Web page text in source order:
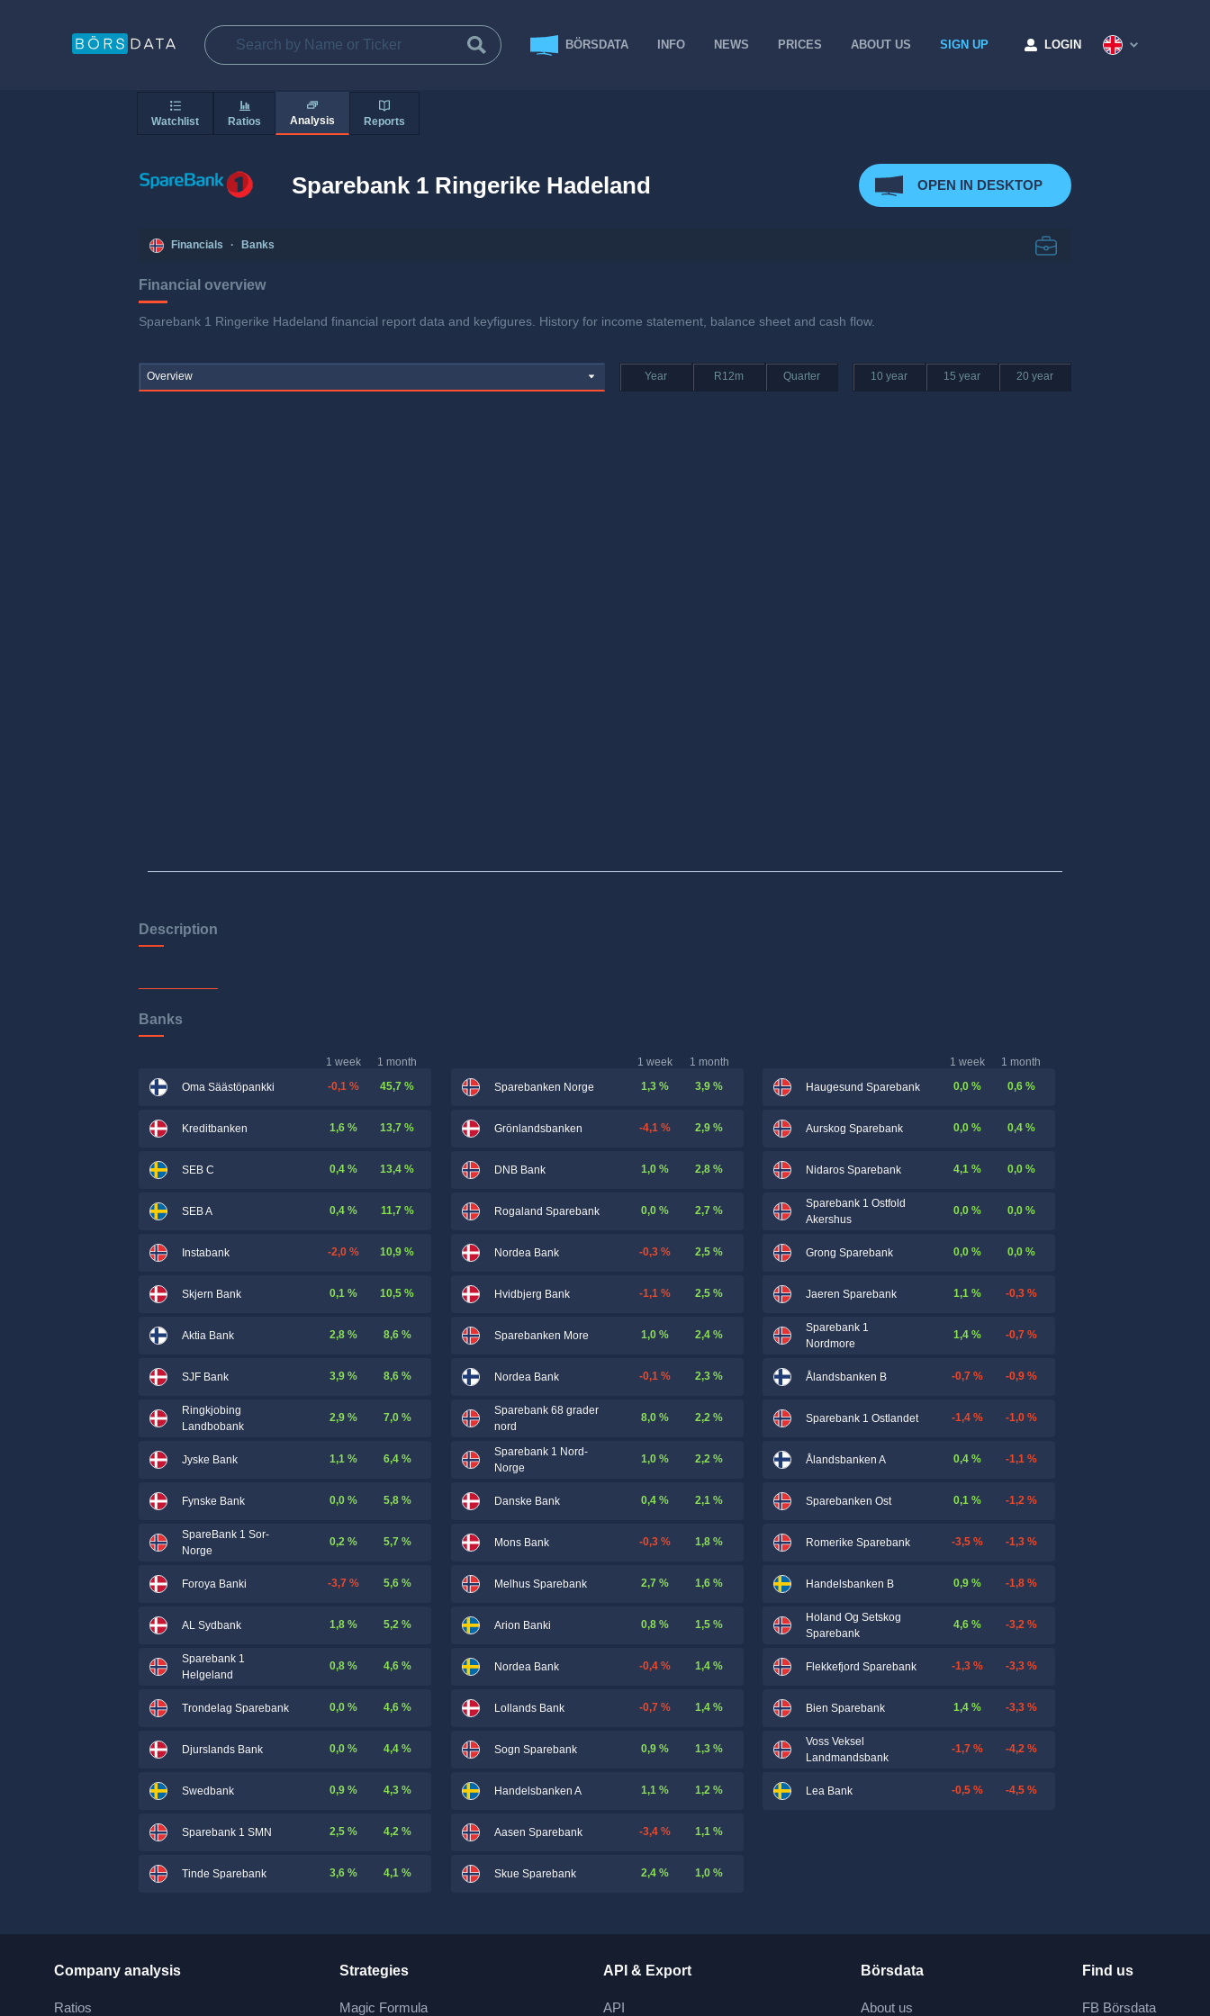
BÖRSDATA INFO NEWS PRICES ABOUT US SIGN UP LOGIN
Watchlist Ratios Analysis Reports
Sparebank 1 Ringerike Hadeland OPEN IN DESKTOP
Financials · Banks
Financial overview
Sparebank 1 Ringerike Hadeland financial report data and keyfigures. History for income statement, balance sheet and cash flow.
Overview Year R12m Quarter 10 year 15 year 20 year
Description
Banks
1 week
1 month
Oma Säästöpankki
-0,1 % 45,7 %
Kreditbanken 1,6 % 13,7 %
SEB C 0,4 % 13,4 %
SEB A 0,4 % 11,7 %
Instabank -2,0 % 10,9 %
Skjern Bank 0,1 % 10,5 %
Aktia Bank 2,8 % 8,6 %
SJF Bank 3,9 % 8,6 %
Ringkjobing
Landbobank
2,9 % 7,0 %
Jyske Bank 1,1 % 6,4 %
Fynske Bank 0,0 % 5,8 %
SpareBank 1 Sor-
Norge
0,2 % 5,7 %
Foroya Banki -3,7 % 5,6 %
AL Sydbank 1,8 % 5,2 %
Sparebank 1
Helgeland
0,8 % 4,6 %
Trondelag Sparebank 0,0 % 4,6 %
Djurslands Bank 0,0 % 4,4 %
Swedbank 0,9 % 4,3 %
Sparebank 1 SMN 2,5 % 4,2 %
Tinde Sparebank 3,6 % 4,1 %
1 week
1 month
Sparebanken Norge
1,3 % 3,9 %
Grönlandsbanken -4,1 % 2,9 %
DNB Bank 1,0 % 2,8 %
Rogaland Sparebank 0,0 % 2,7 %
Nordea Bank -0,3 % 2,5 %
Hvidbjerg Bank -1,1 % 2,5 %
Sparebanken More 1,0 % 2,4 %
Nordea Bank -0,1 % 2,3 %
Sparebank 68 grader
nord
8,0 % 2,2 %
Sparebank 1 Nord-
Norge
1,0 % 2,2 %
Danske Bank 0,4 % 2,1 %
Mons Bank -0,3 % 1,8 %
Melhus Sparebank 2,7 % 1,6 %
Arion Banki 0,8 % 1,5 %
Nordea Bank -0,4 % 1,4 %
Lollands Bank -0,7 % 1,4 %
Sogn Sparebank 0,9 % 1,3 %
Handelsbanken A 1,1 % 1,2 %
Aasen Sparebank -3,4 % 1,1 %
Skue Sparebank 2,4 % 1,0 %
1 week
1 month
Haugesund Sparebank
0,0 % 0,6 %
Aurskog Sparebank 0,0 % 0,4 %
Nidaros Sparebank 4,1 % 0,0 %
Sparebank 1 Ostfold
Akershus
0,0 % 0,0 %
Grong Sparebank 0,0 % 0,0 %
Jaeren Sparebank 1,1 % -0,3 %
Sparebank 1
Nordmore
1,4 % -0,7 %
Ålandsbanken B -0,7 % -0,9 %
Sparebank 1 Ostlandet -1,4 % -1,0 %
Ålandsbanken A 0,4 % -1,1 %
Sparebanken Ost 0,1 % -1,2 %
Romerike Sparebank -3,5 % -1,3 %
Handelsbanken B 0,9 % -1,8 %
Holand Og Setskog
Sparebank
4,6 % -3,2 %
Flekkefjord Sparebank -1,3 % -3,3 %
Bien Sparebank 1,4 % -3,3 %
Voss Veksel
Landmandsbank
-1,7 % -4,2 %
Lea Bank -0,5 % -4,5 %
Company analysis
Ratios
Strategies
Magic Formula
API & Export
API
Börsdata
About us
Find us
FB Börsdata